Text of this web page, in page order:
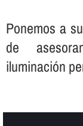
Ponemos a
de
iluminación